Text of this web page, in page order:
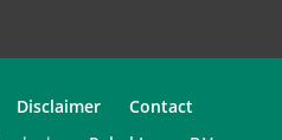
Disclaimer
Contact